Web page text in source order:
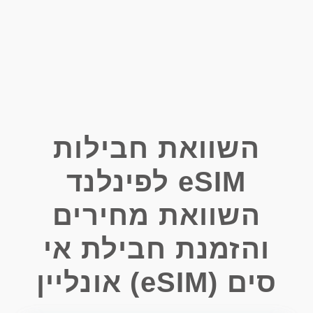
השוואת חבילות
eSIM לפינלנד
השוואת מחירים
והזמנת חבילת אי
סים (eSIM) אונליין